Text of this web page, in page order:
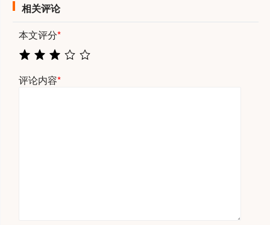
相关评论
本文评分*
评论内容*